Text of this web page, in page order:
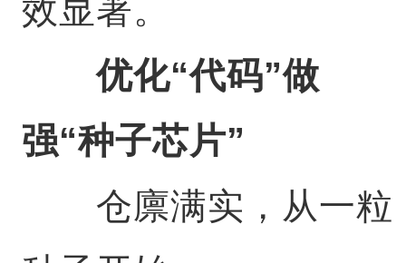
效显著。
优化“代码”做
强“种子芯片”
仓廪满实，从一粒